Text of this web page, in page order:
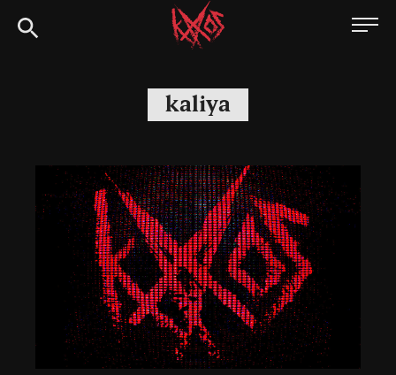
Siirry
suoraan
Kaaoszine
kaliya